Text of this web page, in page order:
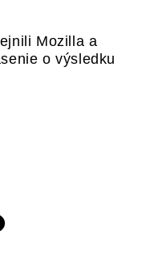
Mozilla a
o výsledku